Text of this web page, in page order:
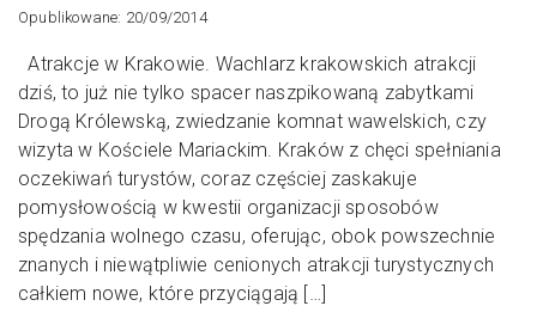
Opublikowane: 20/09/2014
Atrakcje w Krakowie. Wachlarz krakowskich atrakcji
dziś, to już nie tylko spacer naszpikowaną zabytkami
Drogą Królewską, zwiedzanie komnat wawelskich, czy
wizyta w Kościele Mariackim. Kraków z chęci spełniania
oczekiwań turystów, coraz częściej zaskakuje
pomysłowością w kwestii organizacji sposobów
spędzania wolnego czasu, oferując, obok powszechnie
znanych i niewątpliwie cenionych atrakcji turystycznych
całkiem nowe, które przyciągają […]